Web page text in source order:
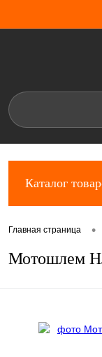
Каталог
Главная страница •
Мотошлем